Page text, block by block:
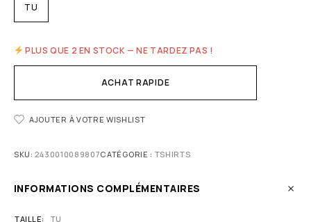
TU
PLUS QUE 2 EN STOCK — NE TARDEZ PAS !
ACHAT RAPIDE
AJOUTER À VOTRE WISHLIST
SKU:2430010089807CATÉGORIE : TSHIRTS
INFORMATIONS COMPLÉMENTAIRES
TAILLE TU